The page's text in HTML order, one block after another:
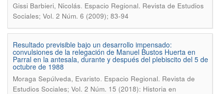
Gissi Barbieri, Nicolás. Espacio Regional. Revista de Estudios
Sociales; Vol. 2 Núm. 6 (2009); 83-94
Resultado previsible bajo un desarrollo impensado:
convulsiones de la relegación de Manuel Bustos Huerta en
Parral en la antesala, durante y después del plebiscito del 5 de
octubre de 1988
Moraga Sepúlveda, Evaristo. Espacio Regional. Revista de
Estudios Sociales; Vol. 2 Núm. 15 (2018): Historia en